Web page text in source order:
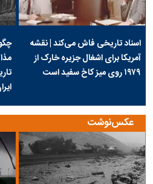
اسناد تاریخی فاش می‌کند | نقشه
آمریکا برای اشغال جزیره خارک از
۱۹۷۹ روی میز کاخ سفید است
عکس‌نوشت